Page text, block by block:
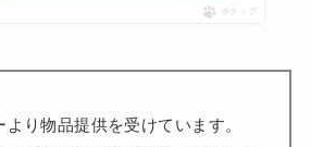
ポチップ
り物品提供を受けています。